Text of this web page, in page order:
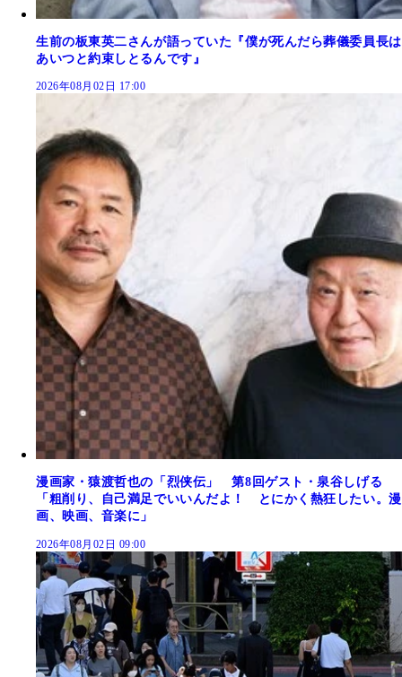
生前の板東英二さんが語っていた『僕が死んだら葬儀委員長は
あいつと約束しとるんです』
2026年08月02日 17:00
漫画家・猿渡哲也の「烈侠伝」 第8回ゲスト・泉谷しげる
「粗削り、自己満足でいいんだよ！ とにかく熱狂したい。漫
画、映画、音楽に」
2026年08月02日 09:00